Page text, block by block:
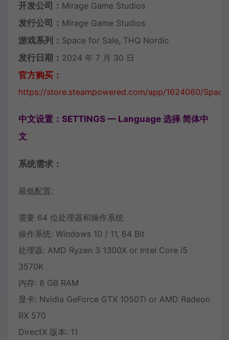
开发公司： Mirage Game Studios
发行公司： Mirage Game Studios
游戏系列： Space for Sale, THQ Nordic
发行日期： 2024 年 7 月 30 日
官方购买：
https://store.steampowered.com/app/1624060/
中文设置：SETTINGS — Language 选择 简体中
文
系统需求：
最低配置:
需要 64 位处理器和操作系统
操作系统: Windows 10 / 11, 64 Bit
处理器: AMD Ryzen 3 1300X or Intel Core i5
3570K
内存: 8 GB RAM
显卡: Nvidia GeForce GTX 1050Ti or AMD Radeon
RX 570
DirectX 版本: 11